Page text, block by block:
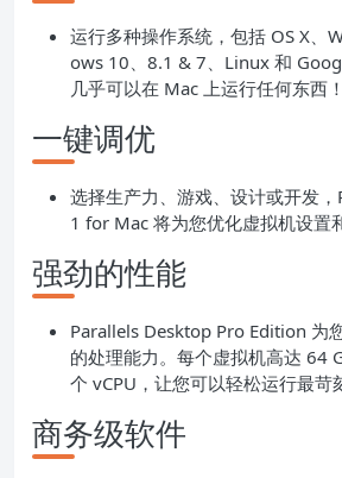
运行多种操作系统，包括 OS X、
ows 10、8.1 & 7、Linux 和
几乎可以在 Mac 上运行任何东西！
一键调优
选择生产力、游戏、设计或开发
1 for Mac 将为您优化虚拟机设置
强劲的性能
Parallels Desktop Pro Edition 为
的处理能力。每个虚拟机高达 64
个 vCPU，让您可以轻松运行最苛
商务级软件